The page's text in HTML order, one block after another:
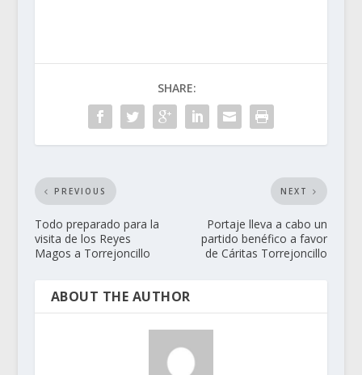
SHARE:
PREVIOUS
Todo preparado para la
visita de los Reyes
Magos a Torrejoncillo
NEXT
Portaje lleva a cabo un
partido benéfico a favor
de Cáritas Torrejoncillo
ABOUT THE AUTHOR